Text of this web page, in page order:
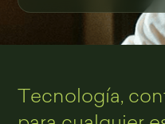
Tecnología,